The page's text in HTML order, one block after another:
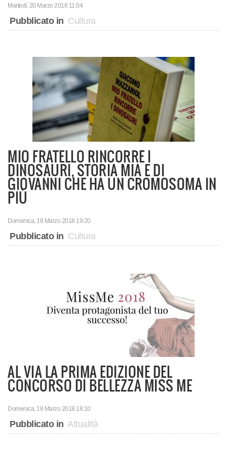
Martedì, 20 Marzo 2018 11:04
Pubblicato in Cultura
MIO FRATELLO RINCORRE I
DINOSAURI, STORIA MIA E DI
GIOVANNI CHE HA UN CROMOSOMA IN
PIÙ
Domenica, 18 Marzo 2018 19:20
Pubblicato in Cultura
AL VIA LA PRIMA EDIZIONE DEL
CONCORSO DI BELLEZZA MISS ME
Domenica, 18 Marzo 2018 18:10
Pubblicato in Attualità